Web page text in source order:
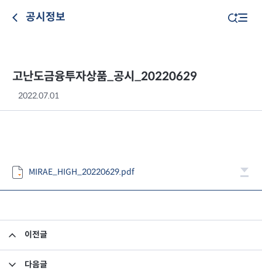
공시정보
고난도금융투자상품_공시_20220629
2022.07.01
MIRAE_HIGH_20220629.pdf
이전글
다음글